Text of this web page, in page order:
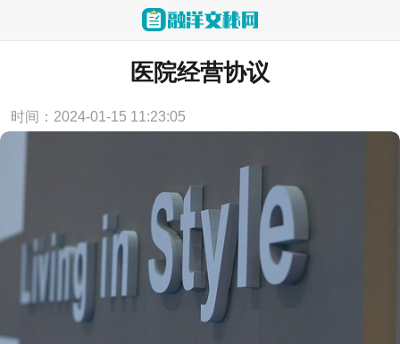
当前位置： 首页 > 合同范本
医院经营协议
时间：2024-01-15 11:23:05